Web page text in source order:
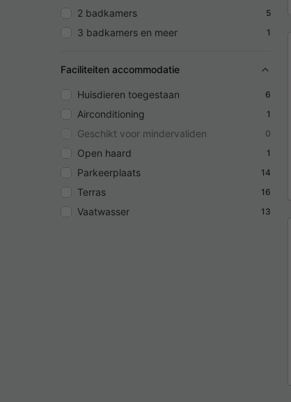
2 badkamers 5
3 badkamers en meer 1
Faciliteiten accommodatie
Huisdieren toegestaan 6
Airconditioning 1
Geschikt voor mindervaliden 0
Open haard 1
Parkeerplaats 14
Terras 16
Vaatwasser 13